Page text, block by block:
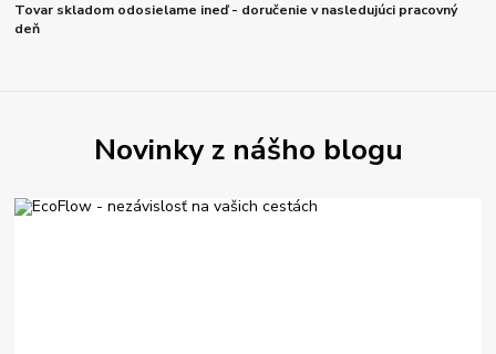
Tovar skladom odosielame ineď - doručenie v nasledujúci pracovný
deň
Novinky z nášho blogu